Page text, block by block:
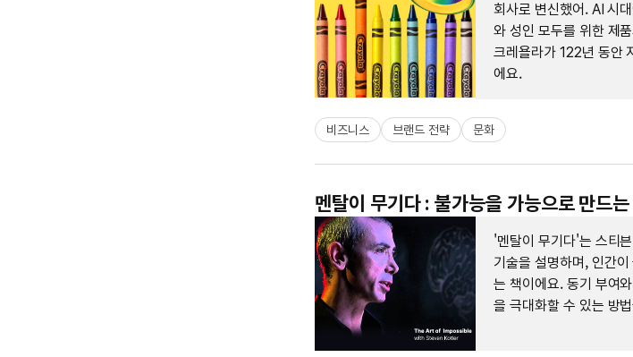
회사로 변신했어. AI 시
와 성인 모두를 위한 제
크레욜라가 122년 동안
에요.
비즈니스 브랜드 전략 문화
멘탈이 무기다 : 불가능을 가능으로 만드
'멘탈이 무기다'는 스티
기술을 설명하며, 인간
는 책이에요. 동기 부여
을 극대화할 수 있는 방